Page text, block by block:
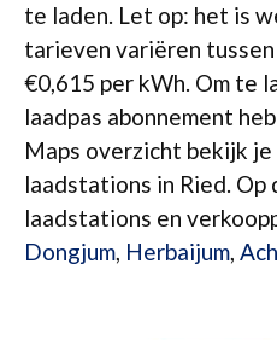
te laden. Let op: het is
tarieven variëren
€0,615 per kWh. Om te
laadpas abonnement
Maps overzicht bekijk je
laadstations in Ried.
laadstations en
Dongjum, Herbaijum,